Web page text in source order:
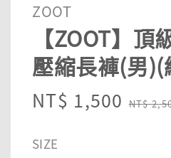
ZOOT
【ZOOT】
壓縮長褲(男)(
Sale
NT$ 1,500 NT$
SIZE